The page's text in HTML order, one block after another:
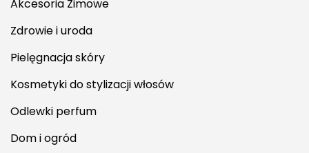
Akcesoria Zimowe
Zdrowie i uroda
Pielęgnacja skóry
Kosmetyki do stylizacji włosów
Odlewki perfum
Dom i ogród